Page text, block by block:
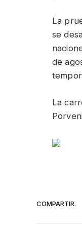
La
se
de
La
COMPARTIR.